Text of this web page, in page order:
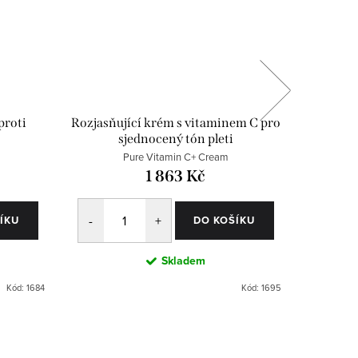
Kód: 1684
Rozjasňující krém s vitaminem C pro
sjednocený tón pleti
Pure Vitamin C+ Cream
1 863 Kč
DO KOŠÍKU
Skladem
Kód: 1695